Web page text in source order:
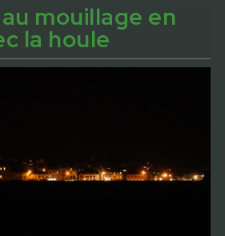
mouillage en
la houle